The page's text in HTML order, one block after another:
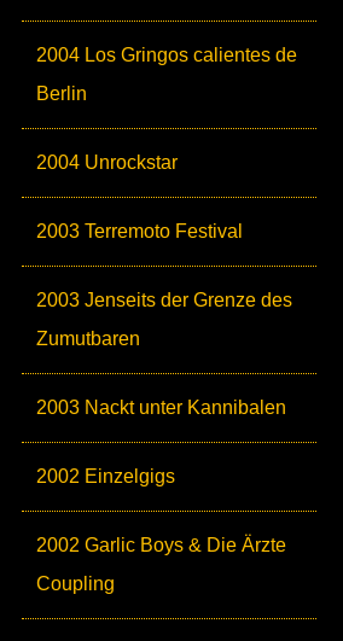
2004 Los Gringos calientes de
Berlin
2004 Unrockstar
2003 Terremoto Festival
2003 Jenseits der Grenze des
Zumutbaren
2003 Nackt unter Kannibalen
2002 Einzelgigs
2002 Garlic Boys & Die Ärzte
Coupling